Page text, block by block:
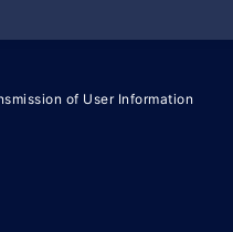
of User Information